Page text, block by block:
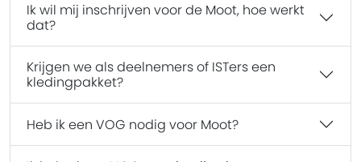
Ik wil mij inschrijven voor de Moot, hoe werkt
dat?
Krijgen we als deelnemers of ISTers een
kledingpakket?
Heb ik een VOG nodig voor Moot?